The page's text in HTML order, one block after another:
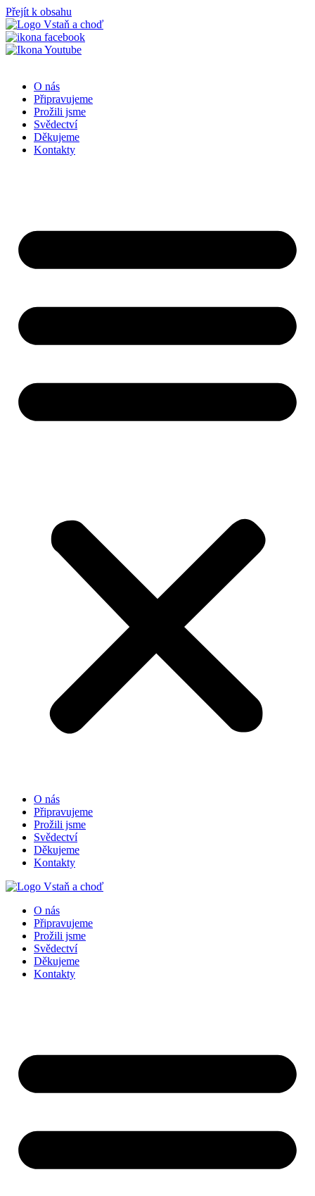
Přejít k obsahu
O nás
Připravujeme
Prožili jsme
Svědectví
Děkujeme
Kontakty
O nás
Připravujeme
Prožili jsme
Svědectví
Děkujeme
Kontakty
O nás
Připravujeme
Prožili jsme
Svědectví
Děkujeme
Kontakty